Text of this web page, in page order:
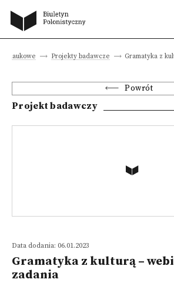
naukowe Projekty badawcze Gramatyka z
Powrót
Projekt badawczy
Data dodania: 06.01.2023
Gramatyka z kulturą –
zadania